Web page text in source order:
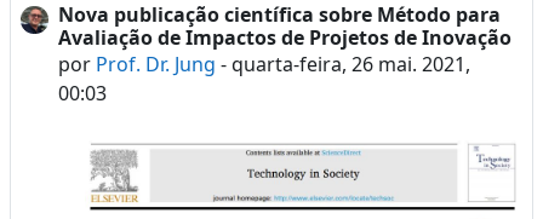
Nova publicação científica sobre Método para
Avaliação de Impactos de Projetos de Inovação
por Prof. Dr. Jung -quarta-feira, 26 mai. 2021,
00:03